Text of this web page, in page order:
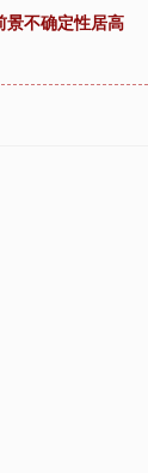
景不确定性居高